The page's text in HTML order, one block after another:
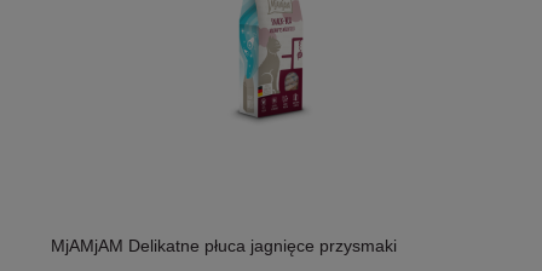
MjAMjAM Delikatne płuca jagnięce przysmaki